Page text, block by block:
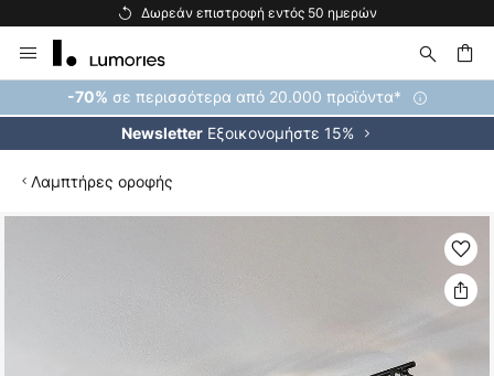
Δωρεάν επιστροφή εντός 50 ημερών
Μετάβαση
στο
περιεχόμενο
-70% σε περισσότερα από 20.000 προϊόντα*
Newsletter Εξοικονομήστε 15%
Λαμπτήρες οροφής